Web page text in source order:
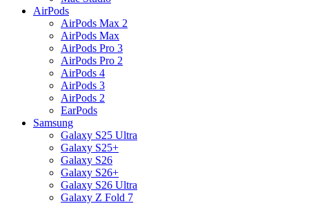
AirPods
AirPods Max 2
AirPods Max
AirPods Pro 3
AirPods Pro 2
AirPods 4
AirPods 3
AirPods 2
EarPods
Samsung
Galaxy S25 Ultra
Galaxy S25+
Galaxy S26
Galaxy S26+
Galaxy S26 Ultra
Galaxy Z Fold 7